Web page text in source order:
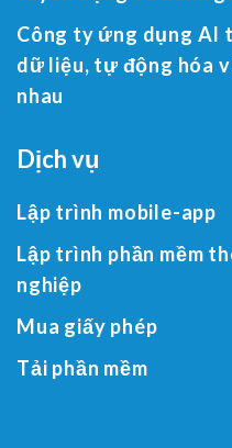
Công ty ứng dụng AI
dữ liệu, tự động hóa
nhau
Dịch vụ
Lập trình mobile-app
Lập trình phần mềm
nghiệp
Mua giấy phép
Tải phần mềm